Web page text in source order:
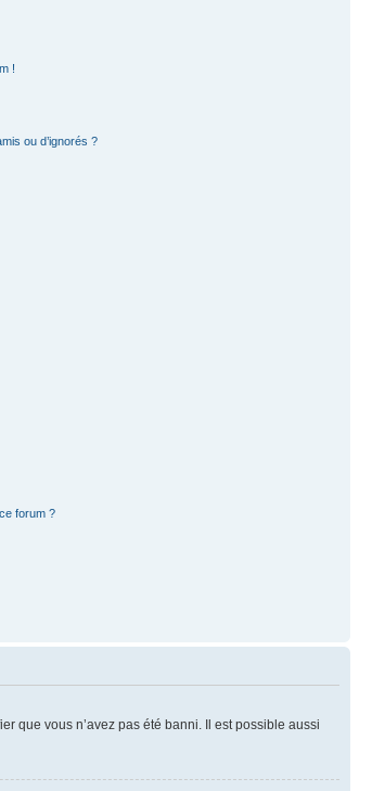
!
ou d’ignorés ?
forum ?
que vous n’avez pas été banni. Il est possible aussi